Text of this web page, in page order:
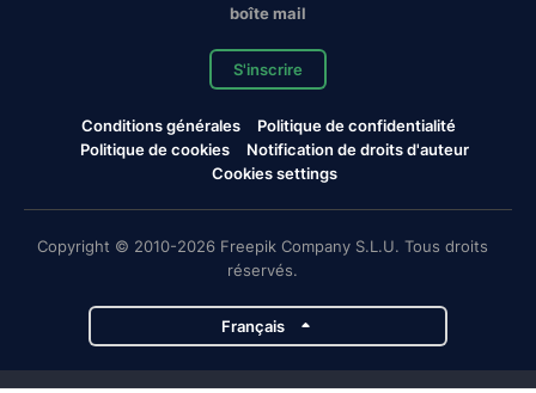
boîte mail
S'inscrire
Conditions générales
Politique de confidentialité
Politique de cookies
Notification de droits d'auteur
Cookies settings
Copyright © 2010-2026 Freepik Company S.L.U. Tous droits
réservés.
Français